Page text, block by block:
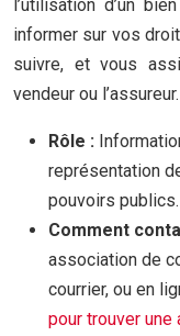
l’utilisation d’un
informer sur vos
suivre, et vous
vendeur ou l’assureur.
Rôle :
représentation
pouvoirs publics.
Comment
association de
courrier, ou en
pour trouver